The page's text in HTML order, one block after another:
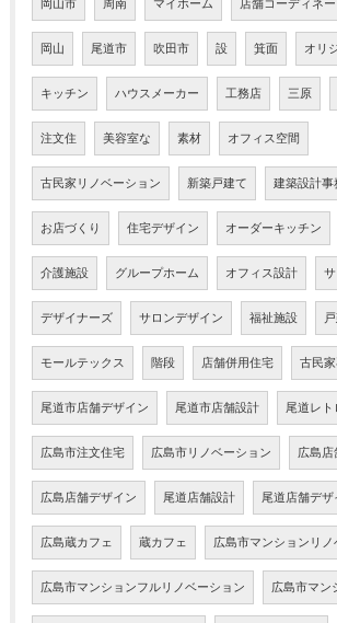
岡山市 周南 マイホーム 店舗コーディネー
岡山 尾道市 吹田市 設 箕面 オリ
キッチン ハウスメーカー 工務店 三原
注文住 美容室な 素材 オフィス空間
古民家リノベーション 新築戸建て 建築設計事
お店づくり 住宅デザイン オーダーキッチン
介護施設 グループホーム オフィス設計
デザイナーズ サロンデザイン 福祉施設
モールテックス 階段 店舗併用住宅 古民
尾道市店舗デザイン 尾道市店舗設計 尾道レト
広島市注文住宅 広島市リノベーション 広島店
広島店舗デザイン 尾道店舗設計 尾道店舗デザ
広島蔵カフェ 蔵カフェ 広島市マンションリノ
広島市マンションフルリノベーション 広島市マン